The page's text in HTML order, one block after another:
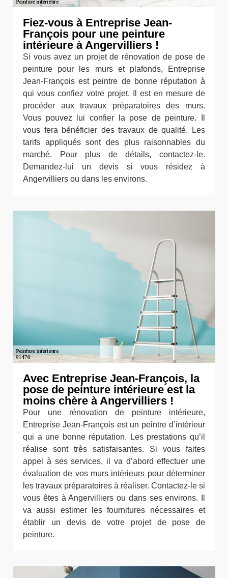
Fiez-vous à Entreprise Jean-
François pour une peinture
intérieure à Angervilliers !
Si vous avez un projet de rénovation de pose de
peinture pour les murs et plafonds, Entreprise
Jean-François est peintre de bonne réputation à
qui vous confiez votre projet. Il est en mesure de
procéder aux travaux préparatoires des murs.
Vous pouvez lui confier la pose de peinture. Il
vous fera bénéficier des travaux de qualité. Les
tarifs appliqués sont des plus raisonnables du
marché. Pour plus de détails, contactez-le.
Demandez-lui un devis si vous résidez à
Angervilliers ou dans les environs.
Avec Entreprise Jean-François, la
pose de peinture intérieure est la
moins chère à Angervilliers !
Pour une rénovation de peinture intérieure,
Entreprise Jean-François est un peintre d’intérieur
qui a une bonne réputation. Les prestations qu’il
réalise sont très satisfaisantes. Si vous faites
appel à ses services, il va d’abord effectuer une
évaluation de vos murs intérieurs pour déterminer
les travaux préparatoires à réaliser. Contactez-le si
vous êtes à Angervilliers ou dans ses environs. Il
va aussi estimer les fournitures nécessaires et
établir un devis de votre projet de pose de
peinture.